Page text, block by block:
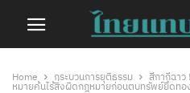
Home กระบวนการยุติธรรม
สีกากีฉาว
หมายค้นไร้สิ่งผิดกฎหมายก่อนตบทรัพย์ยึดทอ